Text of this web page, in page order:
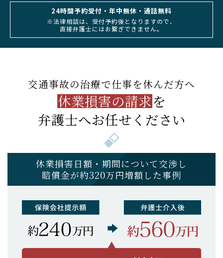
24時間予約受付・年中無休・通話無料
※法律相談は、受付予約後となりますので、
直接弁護士にはお繋ぎできません。
交通事故の治療で仕事を休んだ方へ
休業損害の請求を
弁護士へお任せください
休業損害日額・期間について交渉し
賠償金が約320万円増額した事例